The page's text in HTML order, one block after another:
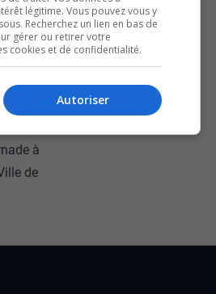
dans
grands
à
de
légitime. Vous pouvez vous y
Recherchez un lien en bas de
gérer ou retirer votre
cookies et de confidentialité.
Autoriser